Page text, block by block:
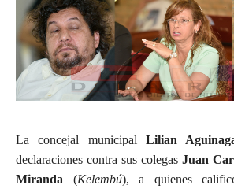
La concejal municipal Lilian
declaraciones contra sus colegas Juan
Miranda (Kelembú), a quienes